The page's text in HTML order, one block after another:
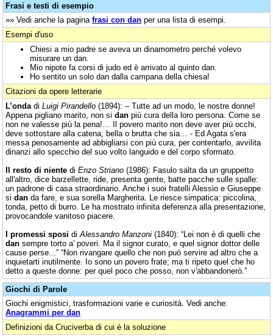
Frasi e testi di esempio
»» Vedi anche la pagina frasi con dan per una lista di esempi.
Esempi d'uso
Chiesi a mio padre se aveva un dinamometro perché volevo
misurare un dan.
Mio nipote fa corsi di judo ed è arrivato al quinto dan.
Ho sentito un solo dan dalla campana della chiesa!
Citazioni da opere letterarie
L’onda di Luigi Pirandello (1894): – Tutte ad un modo, le nostre donne!
Appena pigliano marito, non si dan più cura della loro persona. Come se
non ne valesse più la pena!… Il povero marito non deve aver più occhi,
deve sottostare alla catena, bella o brutta che sia… - Ed Agata s'era
messa penosamente ad abbigliarsi con più cura, per contentarlo, avvilita
dinanzi allo specchio del suo volto languido e del corpo sformato.
Il resto di niente di Enzo Striano (1986): Fasulo salta da un gruppetto
all'altro, dice barzellette, ride, presenta gente, batte pacche sulle spalle:
un padrone di casa straordinario. Anche i suoi fratelli Alessio e Giuseppe
si dan da fare, e sua sorella Margherita. Le riesce simpatica: piccolina,
tonda, petto di burro. Le ha mostrato infinita deferenza alla presentazione,
provocandole vanitoso piacere.
I promessi sposi di Alessandro Manzoni (1840): “Lei non è di quelli che
dan sempre torto a' poveri. Ma il signor curato, e quel signor dottor delle
cause perse...” “Non rivangare quello che non può servire ad altro che a
inquietarti inutilmente. Io sono un povero frate; ma ti ripeto quel che ho
detto a queste donne: per quel poco che posso, non v'abbandonerò.”
Giochi di Parole
Giochi enigmistici, trasformazioni varie e curiosità. Vedi anche:
Anagrammi per dan
Definizioni da Cruciverba di cui è la soluzione